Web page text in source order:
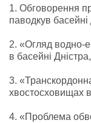
1. Обговорення
паводкув басейні
2. «Огляд водно-
в басейні
3.
хвостосховищах
4. «Проблема